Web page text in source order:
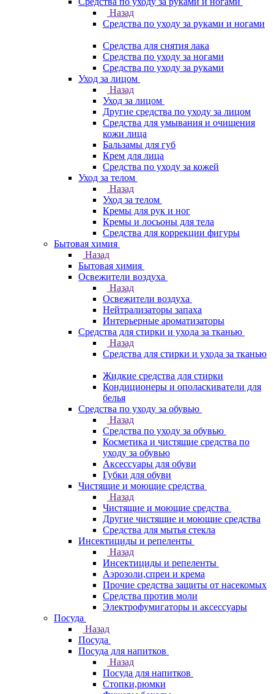
Назад
Средства по уходу за руками и ногами
Средства для снятия лака
Средства по уходу за ногами
Средства по уходу за руками
Уход за лицом
Назад
Уход за лицом
Другие средства по уходу за лицом
Средства для умывания и очищения
кожи лица
Бальзамы для губ
Крем для лица
Средства по уходу за кожей
Уход за телом
Назад
Уход за телом
Кремы для рук и ног
Кремы и лосьоны для тела
Средства для коррекции фигуры
Бытовая химия
Назад
Бытовая химия
Освежители воздуха
Назад
Освежители воздуха
Нейтрализаторы запаха
Интерьерные ароматизаторы
Средства для стирки и ухода за тканью
Назад
Средства для стирки и ухода за тканью
Жидкие средства для стирки
Кондиционеры и ополаскиватели для
белья
Средства по уходу за обувью
Назад
Средства по уходу за обувью
Косметика и чистящие средства по
уходу за обувью
Аксессуары для обуви
Губки для обуви
Чистящие и моющие средства
Назад
Чистящие и моющие средства
Другие чистящие и моющие средства
Средства для мытья стекла
Инсектициды и репеленты
Назад
Инсектициды и репеленты
Аэрозоли,спреи и крема
Прочие средства защиты от насекомых
Средства против моли
Электрофумигаторы и аксессуары
Посуда
Назад
Посуда
Посуда для напитков
Назад
Посуда для напитков
Стопки,рюмки